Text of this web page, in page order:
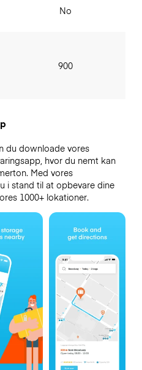
No
900
du downloade vores
hvor du nemt kan
Med vores
i stand til at opbevare dine
1000+ lokationer.